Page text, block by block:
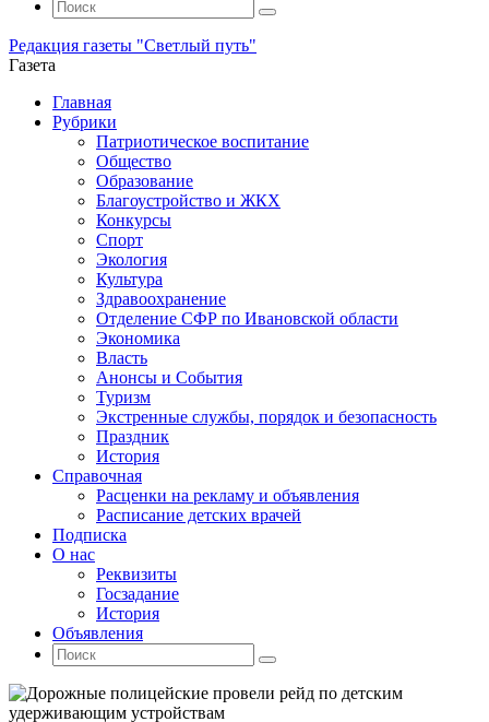
Поиск
Искать:
Поиск
Редакция газеты "Светлый путь"
Газета
Промотать
содержимому
Главная
Рубрики
Патриотическое воспитание
Общество
Образование
Благоустройство и ЖКХ
Конкурсы
Спорт
Экология
Культура
Здравоохранение
Отделение СФР по Ивановской области
Экономика
Власть
Анонсы и События
Туризм
Экстренные службы, порядок и безопасность
Праздник
История
Справочная
Расценки на рекламу и объявления
Расписание детских врачей
Подписка
О нас
Реквизиты
Госзадание
История
Объявления
Поиск
Искать:
Поиск